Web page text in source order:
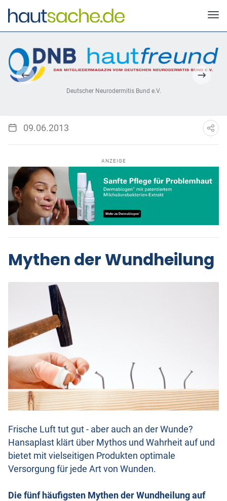
Deutscher Neurodermitis Bund e.V.
09.06.2013
ANZEIGE
Mythen der Wundheilung
Frische Luft tut gut - aber auch an der Wunde?
Hansaplast klärt über Mythos und Wahrheit auf und
bietet mit vielseitigen Produkten optimale
Versorgung für jede Art von Wunden.
Die fünf häufigsten Mythen der Wundheilung auf